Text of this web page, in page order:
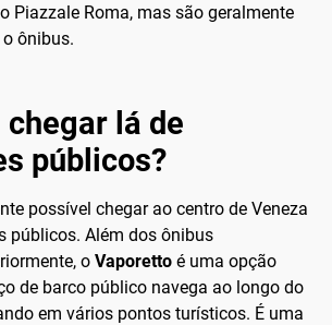
Piazzale Roma, mas são geralmente
ônibus.
chegar lá de
públicos?
possível chegar ao centro de Veneza
públicos. Além dos ônibus
o Vaporetto é uma opção
de barco público navega ao longo do
em vários pontos turísticos. É uma